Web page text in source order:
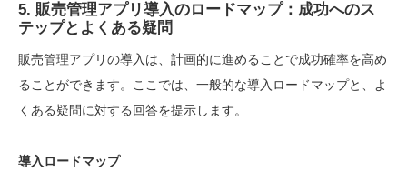
5. 販売管理アプリ導入のロードマップ：成功へのス
テップとよくある疑問
販売管理アプリの導入は、計画的に進めることで成功確率を高め
ることができます。ここでは、一般的な導入ロードマップと、よ
くある疑問に対する回答を提示します。
導入ロードマップ